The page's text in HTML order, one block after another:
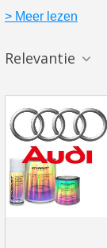
> Meer lezen
Relevantie